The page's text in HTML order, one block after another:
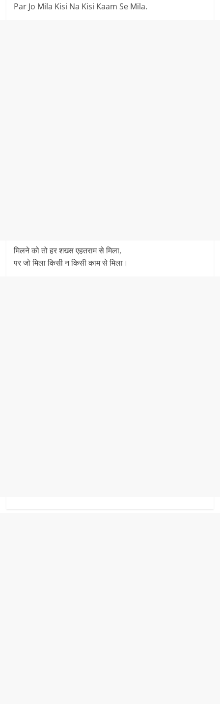
Par Jo Mila Kisi Na Kisi Kaam Se Mila.
मिलने को तो हर शख्स एहतराम से मिला,
पर जो मिला किसी न किसी काम से मिला।